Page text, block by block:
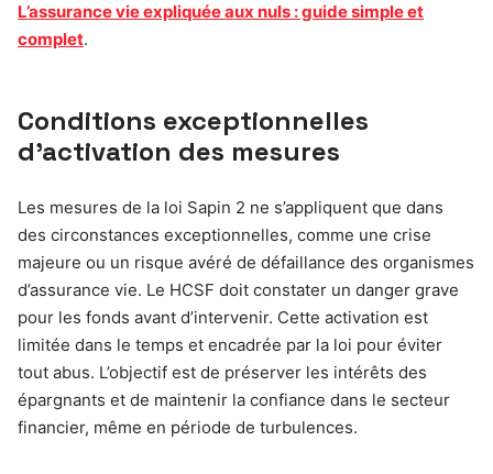
L’assurance vie expliquée aux nuls : guide simple et
complet.
Conditions exceptionnelles
d’activation des mesures
Les mesures de la loi Sapin 2 ne s’appliquent que dans
des circonstances exceptionnelles, comme une crise
majeure ou un risque avéré de défaillance des organismes
d’assurance vie. Le HCSF doit constater un danger grave
pour les fonds avant d’intervenir. Cette activation est
limitée dans le temps et encadrée par la loi pour éviter
tout abus. L’objectif est de préserver les intérêts des
épargnants et de maintenir la confiance dans le secteur
financier, même en période de turbulences.